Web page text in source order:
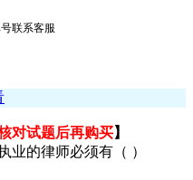
联系客服
对试题后再购买】
业的律师必须有（ ）